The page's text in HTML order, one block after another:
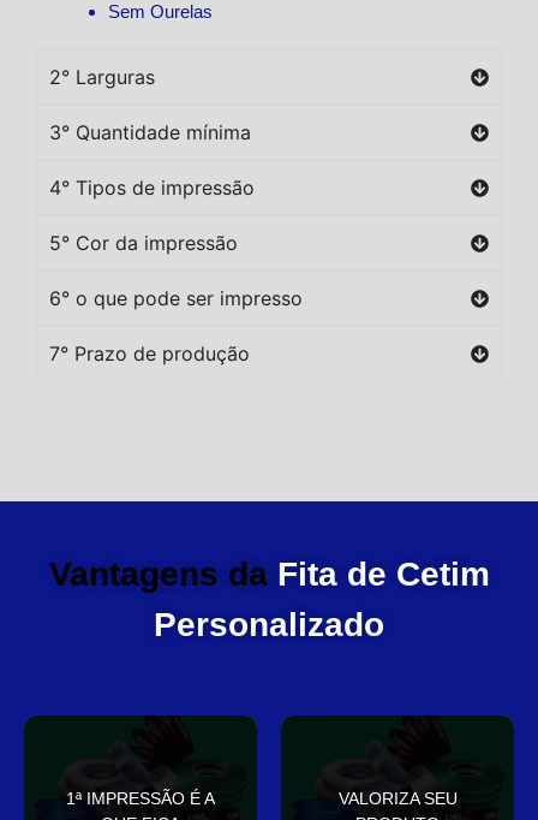
Sem Ourelas
2° Larguras
3° Quantidade mínima
4° Tipos de impressão
5° Cor da impressão
6° o que pode ser impresso
7° Prazo de produção
Vantagens da Fita de Cetim
Personalizado
1ª IMPRESSÃO É A
Sua embalagem fala por
você
VALORIZA SEU
que deixa sua embalagem
elegante